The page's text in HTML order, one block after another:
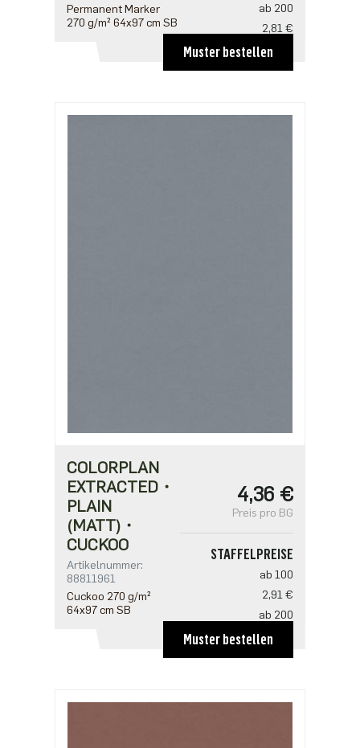
Permanent Marker
270 g/m² 64x97 cm SB
ab 200
2,81 €
ab 500
2,42 €
Muster bestellen
COLORPLAN
EXTRACTED・
PLAIN
(MATT)・
CUCKOO
Artikelnummer:
88811961
Cuckoo 270 g/m²
64x97 cm SB
4,36 €
Preis pro BG
STAFFELPREISE
ab 100
2,91 €
ab 200
2,81 €
ab 500
Muster bestellen